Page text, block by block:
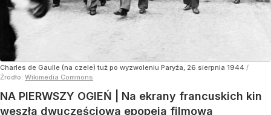
Charles de Gaulle (na czele) tuż po wyzwoleniu Paryża, 26 sierpnia 1944 /
Źródło: Wikimedia Commons
NA PIERWSZY OGIEŃ | Na ekrany francuskich kin
weszła dwuczęściowa epopeja filmowa